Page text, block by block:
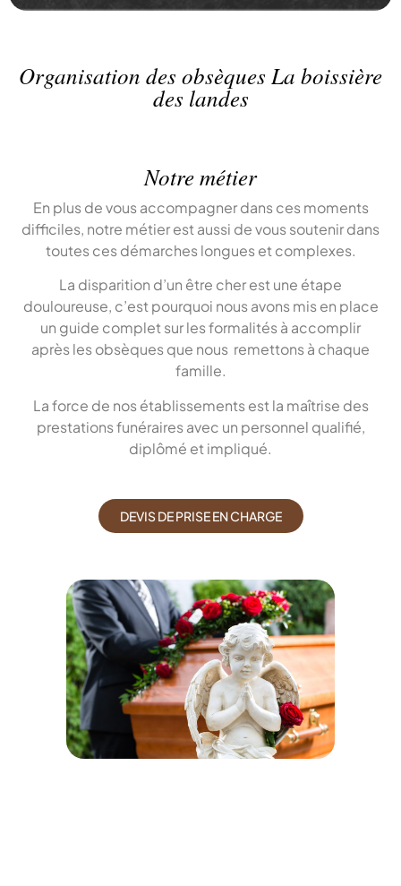
Organisation des obsèques La boissière
des landes
Notre métier
En plus de vous accompagner dans ces moments
difficiles, notre métier est aussi de vous soutenir dans
toutes ces démarches longues et complexes.
La disparition d’un être cher est une étape
douloureuse, c’est pourquoi nous avons mis en place
un guide complet sur les formalités à accomplir
après les obsèques que nous remettons à chaque
famille.
La force de nos établissements est la maîtrise des
prestations funéraires avec un personnel qualifié,
diplômé et impliqué.
DEVIS DE PRISE EN CHARGE